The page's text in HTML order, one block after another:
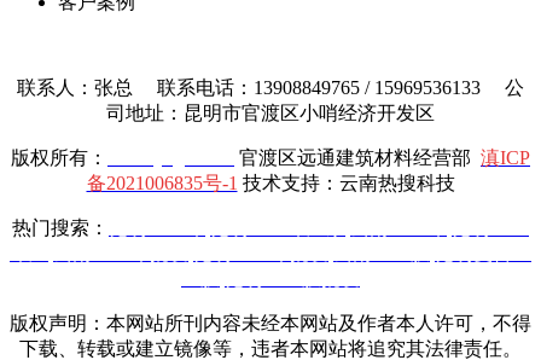
联系人：张总 联系电话：13908849765 / 15969536133 公
司地址：昆明市官渡区小哨经济开发区
版权所有： 官渡区远通建筑材料经营部 滇ICP
备2021006835号-1 技术支持：云南热搜科技
热门搜索：
版权声明：本网站所刊内容未经本网站及作者本人许可，不得
下载、转载或建立镜像等，违者本网站将追究其法律责任。